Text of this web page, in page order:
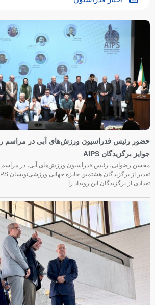
حضور رئیس فدراسیون ورزش‌های آبی در مراسم
جوایز برگزیدگان AIPS
محسن رضوانی، رئیس فدراسیون ورزش‌های آبی، در مراسم
تعدادی از برگزیدگان این رویداد را